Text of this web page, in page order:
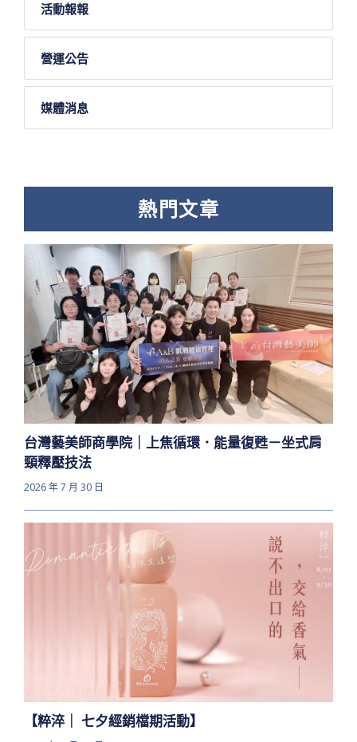
活動報報
營運公告
媒體消息
熱門文章
台灣藝美師商學院｜上焦循環．能量復甦－坐式肩
頸釋壓技法
2026 年 7 月 30 日
【粹淬｜ 七夕經銷檔期活動】